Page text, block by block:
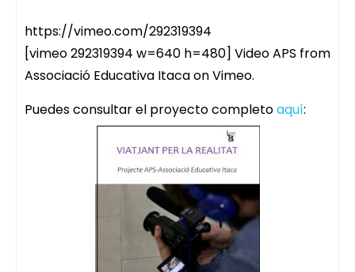
https://vimeo.com/292319394
[vimeo 292319394 w=640 h=480] Video APS from
Associació Educativa Itaca on Vimeo.
Puedes consultar el proyecto completoaquí: